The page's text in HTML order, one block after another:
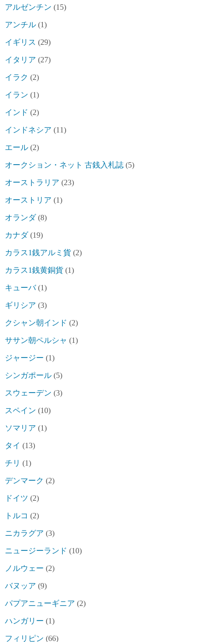
アルゼンチン (15)
アンチル (1)
イギリス (29)
イタリア (27)
イラク (2)
イラン (1)
インド (2)
インドネシア (11)
エール (2)
オークション・ネット 古銭入札誌 (5)
オーストラリア (23)
オーストリア (1)
オランダ(8)
カナダ(19)
カラス1銭アルミ貨 (2)
カラス1銭黄銅貨 (1)
キューバ(1)
ギリシア (3)
クシャン朝インド (2)
ササン朝ペルシャ (1)
ジャージー (1)
シンガポール (5)
スウェーデン (3)
スペイン (10)
ソマリア (1)
タイ (13)
チリ (1)
デンマーク (2)
ドイツ (2)
トルコ (2)
ニカラグア (3)
ニュージーランド (10)
ノルウェー (2)
バヌッア (9)
パプアニューギニア (2)
ハンガリー (1)
フィリピン (66)